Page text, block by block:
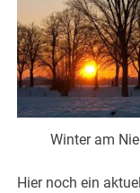
Winter am
Hier noch ein